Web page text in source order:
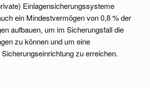
Einlagensicherungssysteme
ein Mindestvermögen von 0,8 % der
aufbauen, um im Sicherungsfall die
zu können und um eine
zu erreichen.